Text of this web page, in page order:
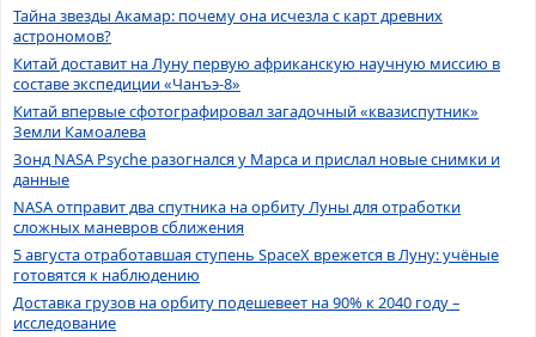
Тайна звезды Акамар: почему она исчезла с карт древних
астрономов?
Китай доставит на Луну первую африканскую научную миссию в
составе экспедиции «Чанъэ-8»
Китай впервые сфотографировал загадочный «квазиспутник»
Земли Камоалева
Зонд NASA Psyche разогнался у Марса и прислал новые снимки и
данные
NASA отправит два спутника на орбиту Луны для отработки
сложных маневров сближения
5 августа отработавшая ступень SpaceX врежется в Луну: учёные
готовятся к наблюдению
Доставка грузов на орбиту подешевеет на 90% к 2040 году –
исследование